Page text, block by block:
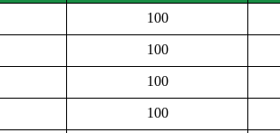
100
100
100
100